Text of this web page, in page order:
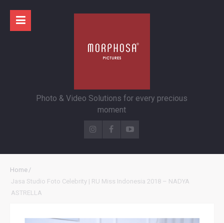
Photo & Video Solutions for every precious
moment
Home /
Jasa Studio Foto Celebrity | RU Miss Indonesia 2018 – NADYA
ASTRELLA